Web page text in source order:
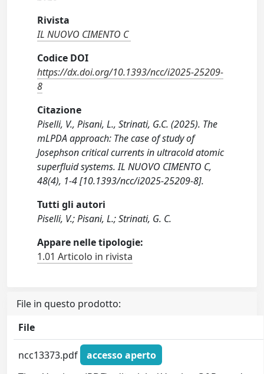
Rivista
IL NUOVO CIMENTO C
Codice DOI
https://dx.doi.org/10.1393/ncc/i2025-25209-
8
Citazione
Piselli, V., Pisani, L., Strinati, G.C. (2025). The
mLPDA approach: The case of study of
Josephson critical currents in ultracold atomic
superfluid systems. IL NUOVO CIMENTO C,
48(4), 1-4 [10.1393/ncc/i2025-25209-8].
Tutti gli autori
Piselli, V.; Pisani, L.; Strinati, G. C.
Appare nelle tipologie:
1.01 Articolo in rivista
File in questo prodotto:
File
ncc13373.pdf
accesso aperto